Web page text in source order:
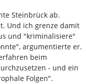
Steinbrück ab.
Und ich grenze damit
und "kriminalisiere"
argumentierte er.
beim
- und ein
Folgen".